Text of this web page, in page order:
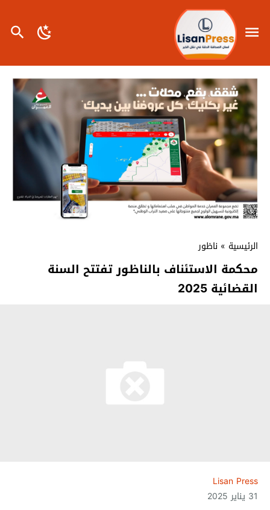
الرئيسية » ناظور
محكمة الاستئناف بالناظور تفتتح السنة
القضائية 2025
Lisan Press
31 يناير 2025